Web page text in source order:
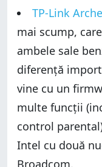
TP-Link
mai scump,
ambele sale
diferență
vine cu un
multe funcții
control
Intel cu două